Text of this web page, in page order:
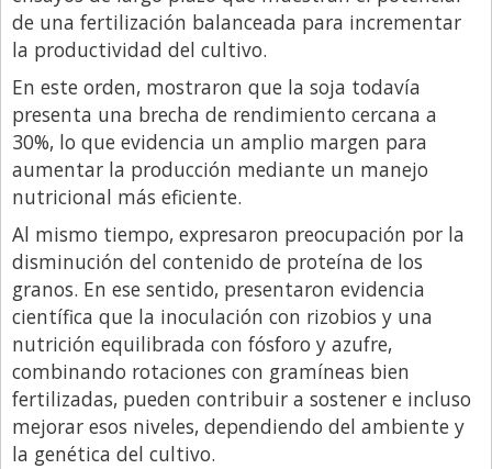
de una fertilización balanceada para incrementar
la productividad del cultivo.
En este orden, mostraron que la soja todavía
presenta una brecha de rendimiento cercana a
30%, lo que evidencia un amplio margen para
aumentar la producción mediante un manejo
nutricional más eficiente.
Al mismo tiempo, expresaron preocupación por la
disminución del contenido de proteína de los
granos. En ese sentido, presentaron evidencia
científica que la inoculación con rizobios y una
nutrición equilibrada con fósforo y azufre,
combinando rotaciones con gramíneas bien
fertilizadas, pueden contribuir a sostener e incluso
mejorar esos niveles, dependiendo del ambiente y
la genética del cultivo.